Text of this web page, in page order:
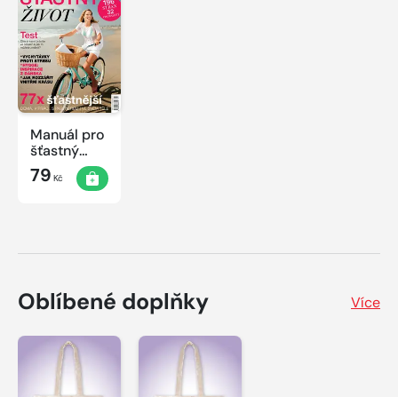
Manuál pro
šťastný
život
79 Kč
Oblíbené doplňky Více